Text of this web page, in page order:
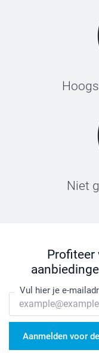
Niet
Profiteer
Vul hier je e-
Aanmelden voor